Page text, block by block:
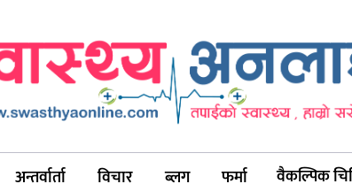
अन्तर्वार्ता विचार ब्लग फर्मा वैकल्पिक